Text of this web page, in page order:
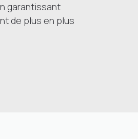
garantissant
de plus en plus